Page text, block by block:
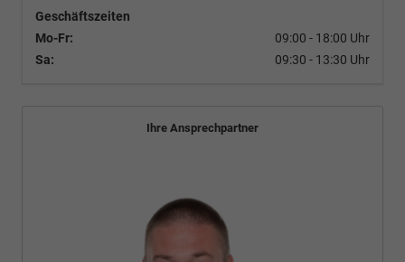
Geschäftszeiten
Mo-Fr:
09:00 - 18:00 Uhr
Sa:
09:30 - 13:30 Uhr
Ihre Ansprechpartner